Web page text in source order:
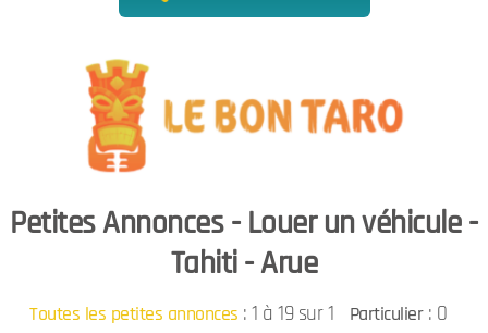
Petites Annonces - Louer un véhicule -
Tahiti - Arue
Toutes les petites annonces :1 à 19 sur 1 Particulier: 0